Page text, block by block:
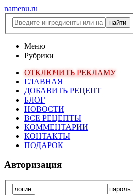
namenu.ru
Меню
Рубрики
ОТКЛЮЧИТЬ РЕКЛАМУ
ГЛАВНАЯ
ДОБАВИТЬ РЕЦЕПТ
БЛОГ
НОВОСТИ
ВСЕ РЕЦЕПТЫ
КОММЕНТАРИИ
КОНТАКТЫ
ПОДАРОК
Авторизация